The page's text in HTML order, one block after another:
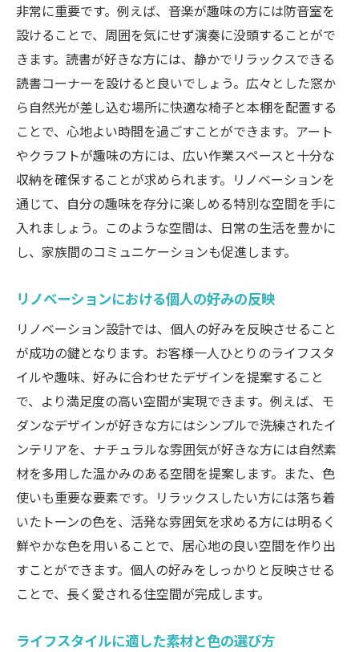
非常に重要です。例えば、音楽が趣味の方には防音室を
設けることで、周囲を気にせず演奏に没頭することがで
きます。読書が好きな方には、静かでリラックスできる
読書コーナーを設けると良いでしょう。広々とした窓か
ら自然光が差し込む場所に快適な椅子と本棚を配置する
ことで、心地よい時間を過ごすことができます。アート
やクラフトが趣味の方には、広い作業スペースと十分な
収納を確保することが求められます。リノベーションを
通じて、自分の趣味を存分に楽しめる特別な空間を手に
入れましょう。このような空間は、日常の生活を豊かに
し、家族間のコミュニケーションも促進します。
リノベーションにおける個人の好みの反映
リノベーション設計では、個人の好みを反映させること
が成功の鍵となります。お客様一人ひとりのライフスタ
イルや趣味、好みに合わせたデザインを提案すること
で、より満足度の高い空間が実現できます。例えば、モ
ダンなデザインが好きな方にはシンプルで洗練されたイ
ンテリアを、ナチュラルな雰囲気が好きな方には自然素
材を多用した温かみのある空間を提案します。また、色
使いも重要な要素です。リラックスしたい方には落ち着
いたトーンの色を、活発な雰囲気を求める方には明るく
鮮やかな色を用いることで、居心地の良い空間を作り出
すことができます。個人の好みをしっかりと反映させる
ことで、長く愛される住空間が完成します。
ライフスタイルに適した素材と色の選び方